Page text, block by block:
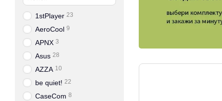
1stPlayer 23
AeroCool 9
APNX 3
Asus 28
AZZA 10
be quiet! 22
CaseCom 8